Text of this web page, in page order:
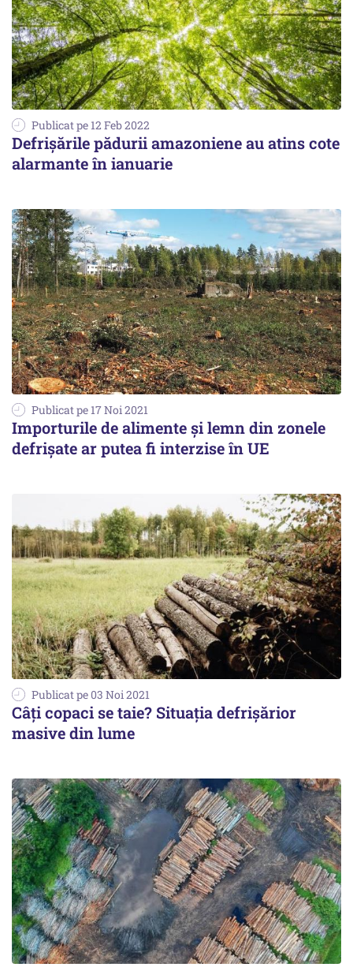
Publicat pe 12 Feb 2022
Defrișările pădurii amazoniene au atins cote
alarmante în ianuarie
Publicat pe 17 Noi 2021
Importurile de alimente şi lemn din zonele
defrişate ar putea fi interzise în UE
Publicat pe 03 Noi 2021
Câți copaci se taie? Situația defrișărior
masive din lume